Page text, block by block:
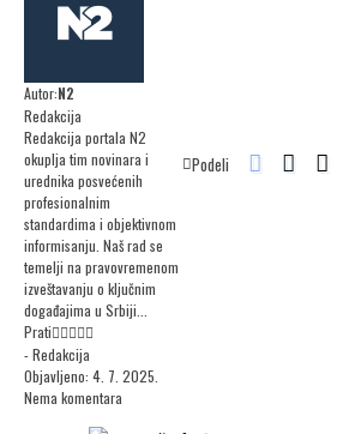
Autor:N2
Redakcija
Redakcija portala N2
okuplja tim novinara i
urednika posvećenih
profesionalnim
standardima i objektivnom
informisanju. Naš rad se
temelji na pravovremenom
izveštavanju o ključnim
događajima u Srbiji...
Prati
- Redakcija
Objavljeno: 4. 7. 2025.
Nema komentara
Podeli